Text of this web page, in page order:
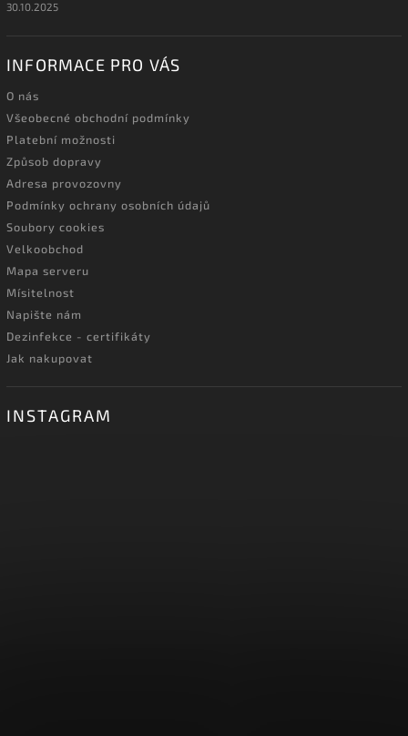
30.10.2025
INFORMACE PRO VÁS
O nás
Všeobecné obchodní podmínky
Platební možnosti
Způsob dopravy
Adresa provozovny
Podmínky ochrany osobních údajů
Soubory cookies
Velkoobchod
Mapa serveru
Mísitelnost
Napište nám
Dezinfekce - certifikáty
Jak nakupovat
INSTAGRAM